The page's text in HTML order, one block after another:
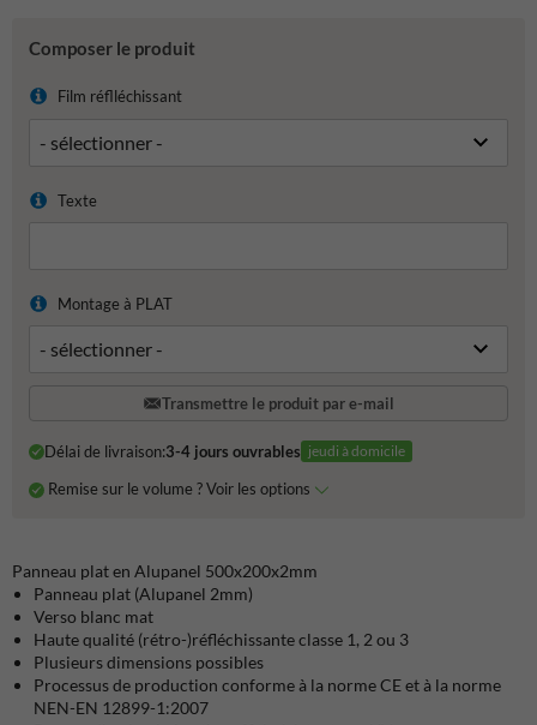
Composer le produit
Film réflléchissant
Texte
Montage à PLAT
Transmettre le produit par e-mail
Délai de livraison:3-4 jours ouvrables jeudi à domicile
Remise sur le volume ? Voir les options
Panneau plat en Alupanel 500x200x2mm
Panneau plat (Alupanel 2mm)
Verso blanc mat
Haute qualité (rétro-)réfléchissante classe 1, 2 ou 3
Plusieurs dimensions possibles
Processus de production conforme à la norme CE et à la norme
NEN-EN 12899-1:2007